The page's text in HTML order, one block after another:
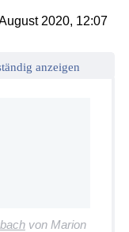
2020, 12:07
anzeigen
von Marion